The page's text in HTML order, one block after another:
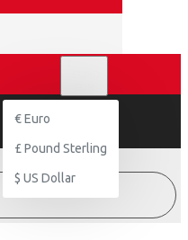
€ Euro
£ Pound Sterling
$ US Dollar